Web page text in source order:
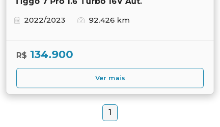
2022/2023
92.426 km
R$ 134.900
Ver mais
1